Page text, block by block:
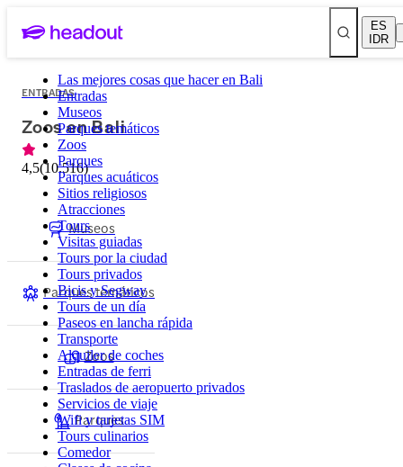
ES
IDR
Las mejores cosas que hacer en Bali
Entradas
Museos
Parques temáticos
Zoos
Parques
Parques acuáticos
Sitios religiosos
Atracciones
Tours
Visitas guiadas
Tours por la ciudad
Tours privados
Bicis y Segway
Tours de un día
Paseos en lancha rápida
Transporte
Alquiler de coches
Entradas de ferri
Traslados de aeropuerto privados
Servicios de viaje
Wifi y tarjetas SIM
Tours culinarios
Comedor
ENTRADAS
Zoos en Bali
4,5(10.516)
Museos
Parques temáticos
Zoos
Parques